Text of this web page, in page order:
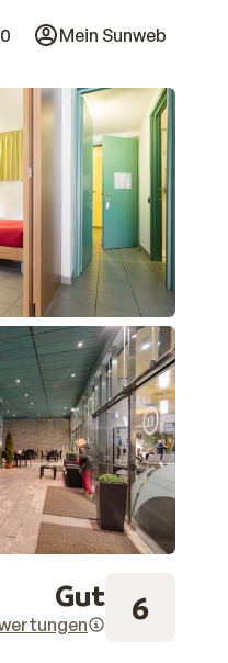
0 Mein Sunweb
Gut 6